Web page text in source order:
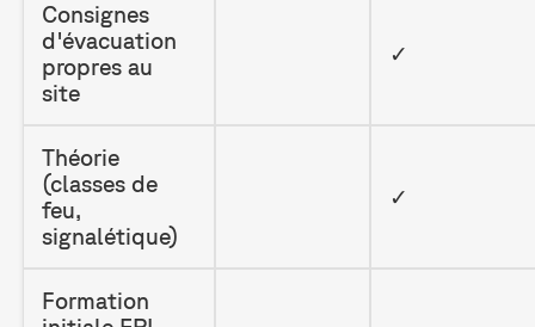
Consignes
d'évacuation
propres au
site
✓
Théorie
(classes de
feu,
signalétique)
✓
Formation